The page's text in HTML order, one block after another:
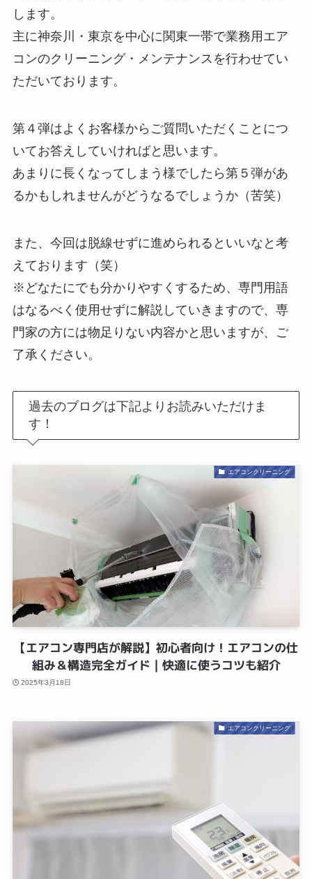
します。
主に神奈川・東京を中心に関東一帯で業務用エア
コンのクリーニング・メンテナンスを行わせてい
ただいております。
第４弾はよくお客様からご質問いただくことにつ
いてお答えしていければと思います。
あまりに長くなってしまう様でしたら第５弾があ
るかもしれませんがどうなるでしょうか（苦笑）
また、今回は脱線せずに進められるといいなと考
えております（笑）
※どなたにでも分かりやすくするため、専門用語
はなるべく使用せずに解説していきますので、専
門家の方には物足りない内容かと思いますが、ご
了承ください。
過去のブログは下記よりお読みいただけま
す！
エアコンクリーニング
【エアコン専門店が解説】初心者向け！エアコンの仕
組み＆構造完全ガイド｜快適に使うコツも紹介
2025年3月18日
エアコンクリーニング